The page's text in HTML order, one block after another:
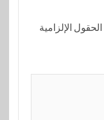
الحقول الإلزامية